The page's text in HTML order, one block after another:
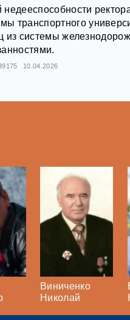
из системы
10.04.2026
Виниченко
Николай